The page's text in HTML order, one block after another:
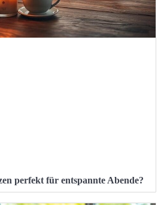
perfekt für entspannte Abende?